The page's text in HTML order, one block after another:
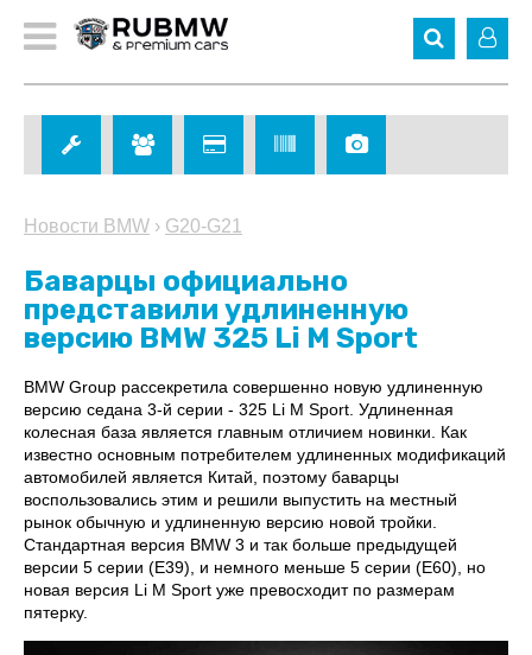
Новости BMW › G20-G21
Баварцы официально
представили удлиненную
версию BMW 325 Li M Sport
BMW Group рассекретила совершенно новую удлиненную
версию седана 3-й серии - 325 Li M Sport. Удлиненная
колесная база является главным отличием новинки. Как
известно основным потребителем удлиненных модификаций
автомобилей является Китай, поэтому баварцы
воспользовались этим и решили выпустить на местный
рынок обычную и удлиненную версию новой тройки.
Стандартная версия BMW 3 и так больше предыдущей
версии 5 серии (E39), и немного меньше 5 серии (E60), но
новая версия Li M Sport уже превосходит по размерам
пятерку.